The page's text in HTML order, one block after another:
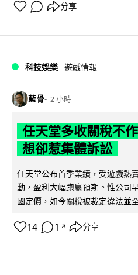
分享
科技娛樂 遊戲情報
藍骨 2 小時
任天堂多收關稅不
想卻惹集體訴訟
任天堂公布首季業績，受遊戲熱
動，盈利大幅跑贏預期。惟公司
國定價，如今關稅被裁定違法並
14 1 ↗ 分享